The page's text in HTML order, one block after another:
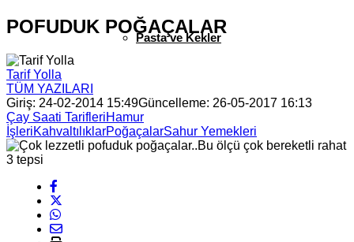
Pasta ve Kekler
POFUDUK POĞAÇALAR
Tarif Yolla
TÜM YAZILARI
Giriş: 24-02-2014 15:49Güncelleme: 26-05-2017 16:13
Çay Saati TarifleriHamur
İşleriKahvaltılıklarPoğaçalarSahur Yemekleri